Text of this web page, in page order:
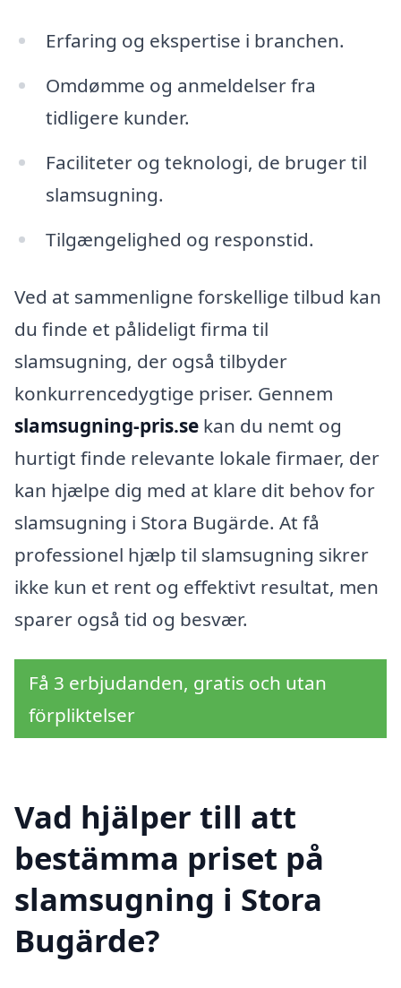
Erfaring og ekspertise i branchen.
Omdømme og anmeldelser fra
tidligere kunder.
Faciliteter og teknologi, de bruger til
slamsugning.
Tilgængelighed og responstid.
Ved at sammenligne forskellige tilbud kan
du finde et pålideligt firma til
slamsugning, der også tilbyder
konkurrencedygtige priser. Gennem
slamsugning-pris.se kan du nemt og
hurtigt finde relevante lokale firmaer, der
kan hjælpe dig med at klare dit behov for
slamsugning i Stora Bugärde. At få
professionel hjælp til slamsugning sikrer
ikke kun et rent og effektivt resultat, men
sparer også tid og besvær.
Få 3 erbjudanden, gratis och utan
förpliktelser
Vad hjälper till att
bestämma priset på
slamsugning i Stora
Bugärde?